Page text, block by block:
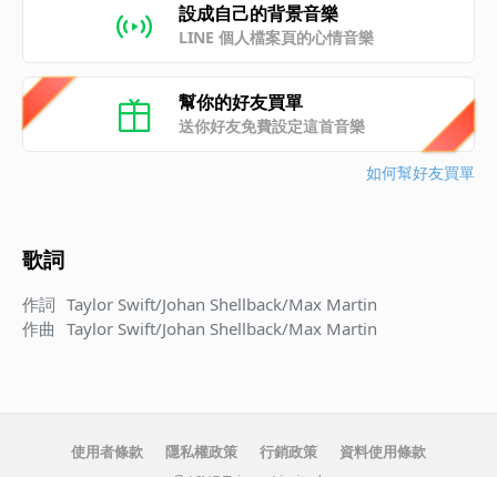
設成自己的背景音樂
LINE 個人檔案頁的心情音樂
幫你的好友買單
送你好友免費設定這首音樂
如何幫好友買單
歌詞
作詞 Taylor Swift/Johan Shellback/Max Martin
作曲 Taylor Swift/Johan Shellback/Max Martin
使用者條款 隱私權政策 行銷政策
資料使用條款